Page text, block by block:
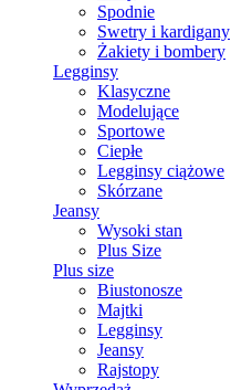
Spodnie
Swetry i kardigany
Żakiety i bombery
Legginsy
Klasyczne
Modelujące
Sportowe
Ciepłe
Legginsy ciążowe
Skórzane
Jeansy
Wysoki stan
Plus Size
Plus size
Biustonosze
Majtki
Legginsy
Jeansy
Rajstopy